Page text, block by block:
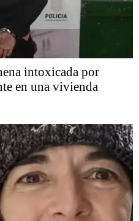
intoxicada por
en una vivienda